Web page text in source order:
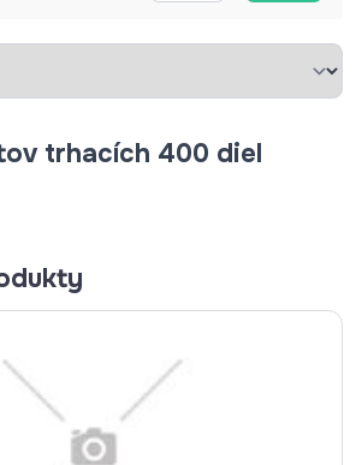
trhacích 400 diel